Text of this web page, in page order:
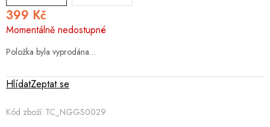
399 Kč
cena:
Položka byla vyprodána…
Momentálně nedostupné
Kód zboží: TC_NGGS0029
Zeptat se
Hlídat